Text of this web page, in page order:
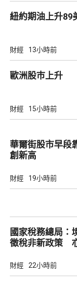
紐約期油上升89
財經 13小時前
歐洲股巿上升
財經 15小時前
華爾街股市早
創新高
財經 19小時前
國家稅務總局：
徵稅非新政策
財經 22小時前